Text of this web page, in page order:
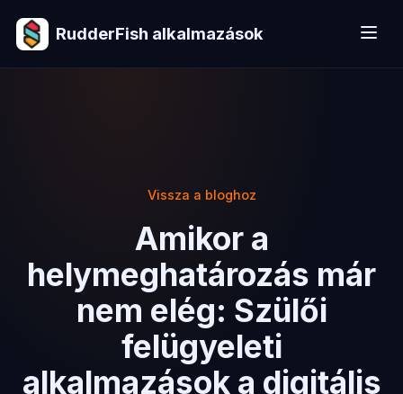
RudderFish alkalmazások
Vissza a bloghoz
Amikor a
helymeghatározás már
nem elég: Szülői
felügyeleti
alkalmazások a digitális